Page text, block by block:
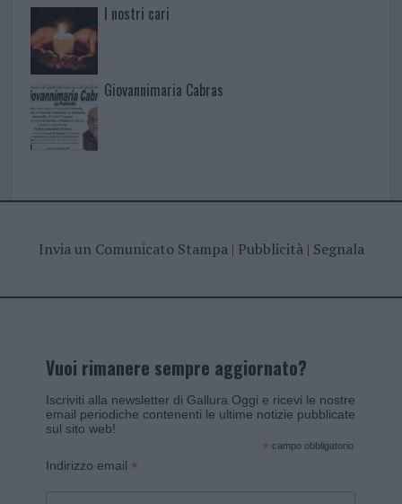
I nostri cari
Giovannimaria Cabras
Invia un Comunicato Stampa| Pubblicità| Segnala
Vuoi rimanere sempre aggiornato?
Iscriviti alla newsletter di Gallura Oggi e ricevi le nostre
email periodiche contenenti le ultime notizie pubblicate
sul sito web!
* campo obbligatorio
Indirizzo email *